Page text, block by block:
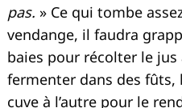
pas. » Ce qui tombe
vendange, il faudra
baies pour récolter le
fermenter dans des fûts,
cuve à l’autre pour le